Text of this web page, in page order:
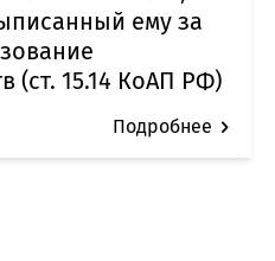
ему за
(ст. 15.14 КоАП РФ)
Подробнее